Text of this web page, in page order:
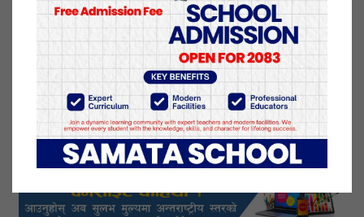
यो खबर पढेर तपाईलाई कस्तो महसुस भयो
?
प्रतिक्रिया दिनुहोस्